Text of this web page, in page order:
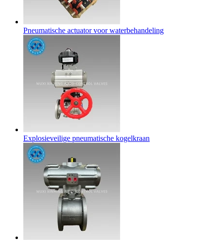
Pneumatische actuator voor waterbehandeling
Explosieveilige pneumatische kogelkraan